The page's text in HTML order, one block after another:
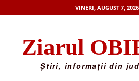
VINERI, AUGUST 7, 2026
Ziarul
Știri, informații din